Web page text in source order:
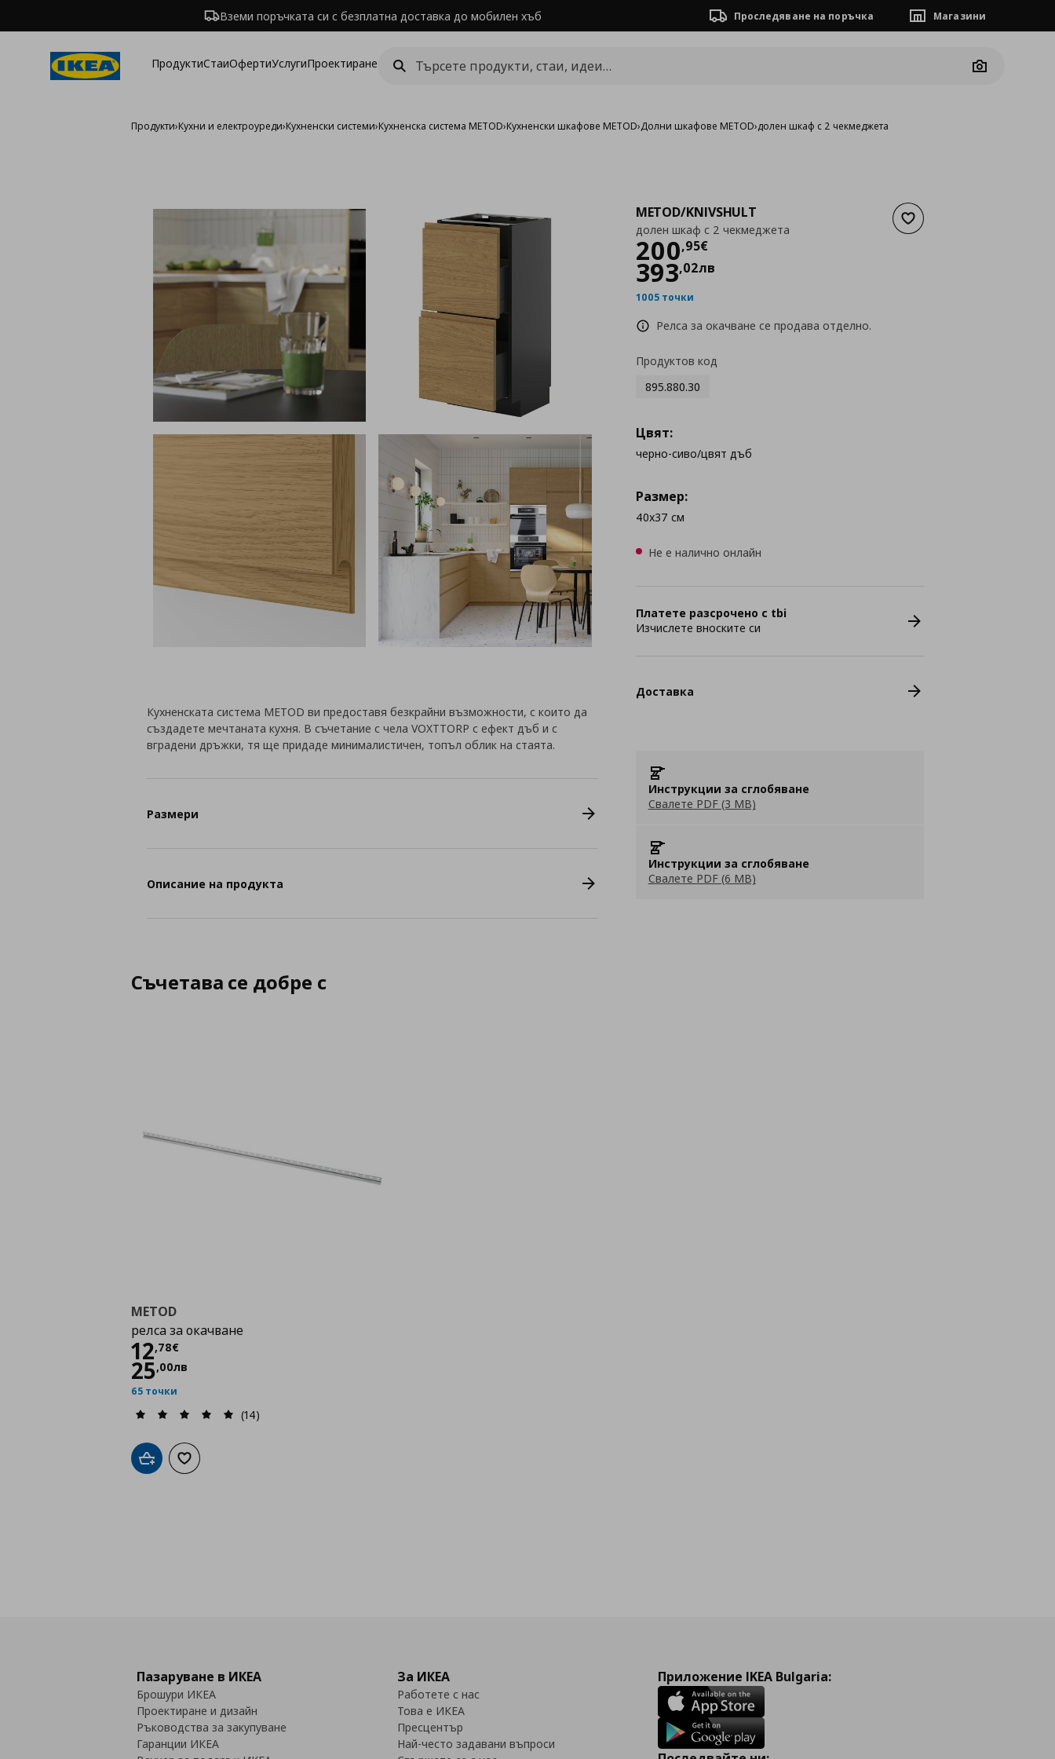
Вземи поръчката си с безплатна доставка до мобилен хъб Проследяване на поръчка Магазини
ПродуктиСтаиОфертиУслугиПроектиране
Camera
Продукти›Кухни и електроуреди›Кухненски системи›Кухненска система METOD›Кухненски шкафове METOD›Долни шкафове METOD›долен шкаф с 2 чекмеджета
Добави към списъка с
METOD/KNIVSHULT
долен шкаф с 2 чекмеджета
200,95€
Цена200,95 €
393,02лв
1005 точки
Релса за окачване се продава отделно.
Продуктов код
895.880.30
Цвят:
черно-сиво/цвят дъб
Размер:
40x37 см
Не е налично онлайн
Платете разсрочено с tbi
Изчислете вноските си
Доставка
Инструкции за сглобяване
Свалете PDF (3 MB)
Инструкции за сглобяване
Свалете PDF (6 MB)
Кухненската система METOD ви предоставя безкрайни възможности, с които да
създадете мечтаната кухня. В съчетание с чела VOXTTORP с ефект дъб и с
вградени дръжки, тя ще придаде минималистичен, топъл облик на стаята.
Размери
Описание на продукта
Съчетава се добре с
METOD
релса за окачване
12,78€
Цена
25,00лв
65 точки
(14)
Добави в кошницата
Добави към списъка с любими
Пазаруване в ИКЕА
Брошури ИКЕА
Проектиране и дизайн
Ръководства за закупуване
Гаранции ИКЕА
За ИКЕА
Работете с нас
Това е ИКЕА
Пресцентър
Най-често задавани въпроси
Приложение IKEA Bulgaria: